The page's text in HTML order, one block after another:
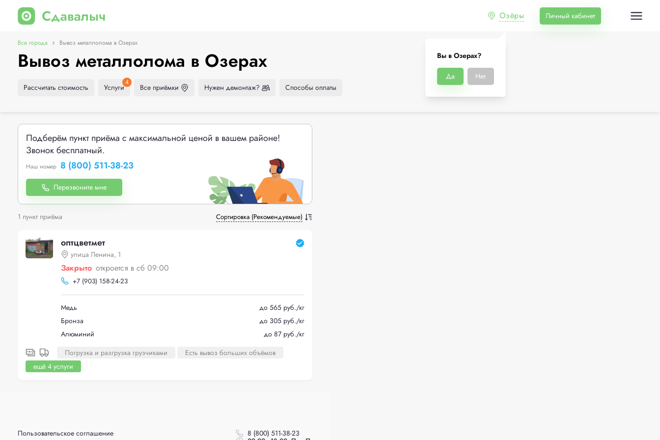
Озёры
Вы в Озерах?
Да Нет
Личный кабинет
Все города Вывоз металлолома в Озерах
Вывоз металлолома в Озерах
Рассчитать стоимость Услуги
4
Все приёмки Нужен демонтаж? Способы оплаты
Подберём пункт приёма с максимальной ценой в вашем районе!
Звонок бесплатный.
Наш номер 8 (800) 511-38-23
Перезвоните мне
1 пункт приёма Сортировка (Рекомендуемые)
оптцветмет
улица Ленина, 1
Закрыто откроется в сб 09:00
+7 (903) 158-24-23
Медь
до 565 руб./кг
Бронза
до 305 руб./кг
Алюминий
до 87 руб./кг
Погрузка и разгрузка грузчиками
Есть вывоз больших объёмов
ещё 4 услуги
Пользовательское соглашение
8 (800) 511-38-23